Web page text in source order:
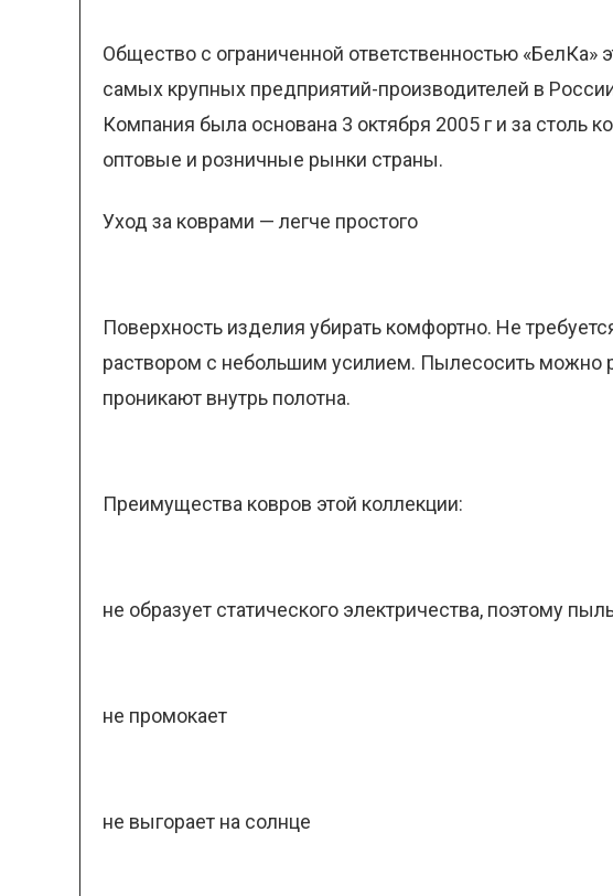
Общество с ограниченной ответственностью «БелКа»
самых крупных предприятий-производителей в
Компания была основана 3 октября 2005 г и за столь
оптовые и розничные рынки страны.
Уход за коврами — легче простого
Поверхность изделия убирать комфортно. Не
раствором с небольшим усилием. Пылесосить можно
проникают внутрь полотна.
Преимущества ковров этой коллекции:
не образует статического электричества, поэтому
не промокает
не выгорает на солнце